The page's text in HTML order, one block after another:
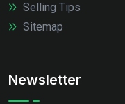
Selling Tips
Sitemap
Newsletter